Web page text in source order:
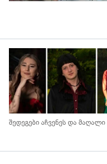
შედეგები აჩვენეს და